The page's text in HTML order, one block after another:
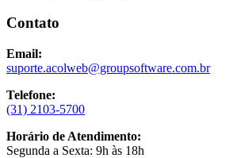
Contato
Email:
suporte.acolweb@groupsoftware.com.br
Telefone:
(31) 2103-5700
Horário de Atendimento:
Segunda a Sexta: 9h às 18h